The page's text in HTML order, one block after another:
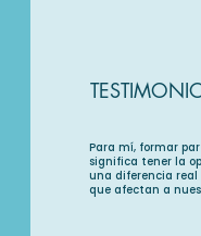
Para mí, formar
significa tener la
una diferencia real
que afectan a